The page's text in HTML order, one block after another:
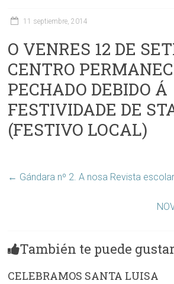
11 septiembre, 2014
O VENRES 12 DE
CENTRO
PECHADO DEBIDO Á
FESTIVIDADE DE
(FESTIVO LOCAL)
← Gándara nº 2. A nosa Revista
También te puede gustar
CELEBRAMOS SANTA LUISA